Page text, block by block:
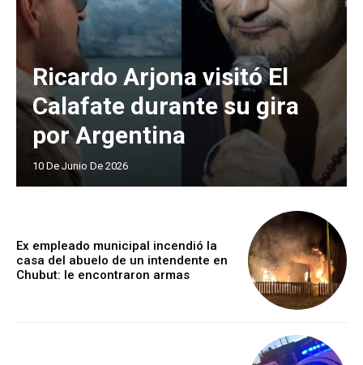
Ricardo Arjona visitó El
Calafate durante su gira
por Argentina
10 De Junio De 2026
Ex empleado municipal incendió la
casa del abuelo de un intendente en
Chubut: le encontraron armas